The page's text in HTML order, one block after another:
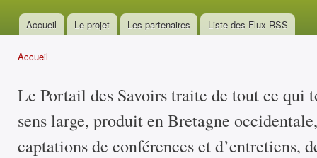
Menu principal
Accueil Le projet Les partenaires Liste des Flux RSS
Accueil
Le Portail des Savoirs traite de tout ce qui
sens large, produit en Bretagne
captations de conférences et d’entretiens,